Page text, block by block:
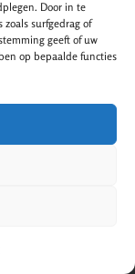
Door in te
surfgedrag of
geeft of uw
op bepaalde functies